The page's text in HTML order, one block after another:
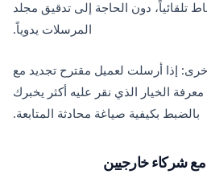
تلقائياً، دون الحاجة إلى تدقيق مجلد
المرسلات يدوياً.
إذا أرسلت لعميل مقترح تجديد مع
الخيار الذي نقر عليه أكثر يخبرك
بالضبط بكيفية صياغة محادثة المتابعة.
مع شركاء خارجيين